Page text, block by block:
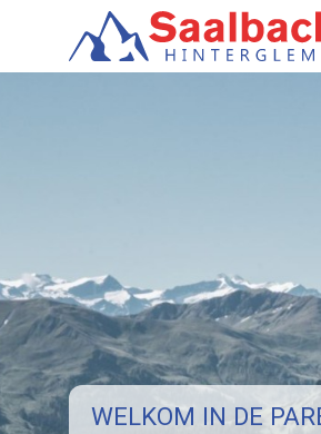
WELKOM IN DE